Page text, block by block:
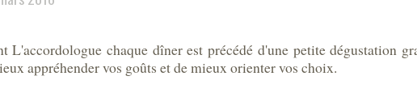
L'accordologue chaque dîner est précédé d'une petite dégustation
appréhender vos goûts et de mieux orienter vos choix.